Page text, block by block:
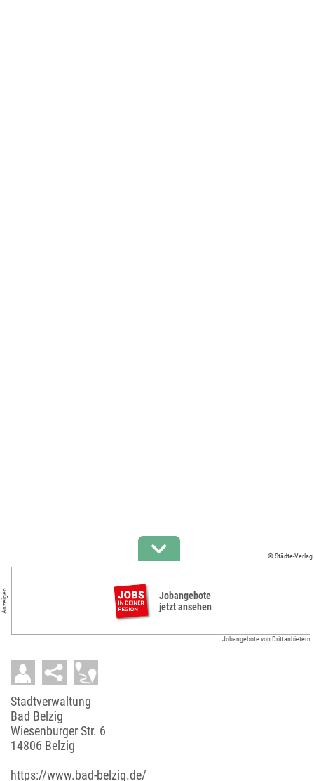
© Städte-Verlag
Anzeigen
Jobangebote
jetzt ansehen
Jobangebote von Drittanbietern
Stadtverwaltung
Bad Belzig
Wiesenburger Str. 6
14806 Belzig
https://www.bad-belzig.de/